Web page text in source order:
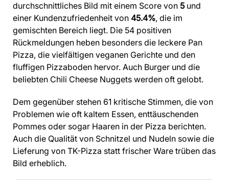
durchschnittliches Bild mit einem Score von 5und
einer Kundenzufriedenheit von 45.4%, die im
gemischten Bereich liegt. Die 54 positiven
Rückmeldungen heben besonders die leckere Pan
Pizza, die vielfältigen veganen Gerichte und den
fluffigen Pizzaboden hervor. Auch Burger und die
beliebten Chili Cheese Nuggets werden oft gelobt.
Dem gegenüber stehen 61 kritische Stimmen, die von
Problemen wie oft kaltem Essen, enttäuschenden
Pommes oder sogar Haaren in der Pizza berichten.
Auch die Qualität von Schnitzel und Nudeln sowie die
Lieferung von TK-Pizza statt frischer Ware trüben das
Bild erheblich.